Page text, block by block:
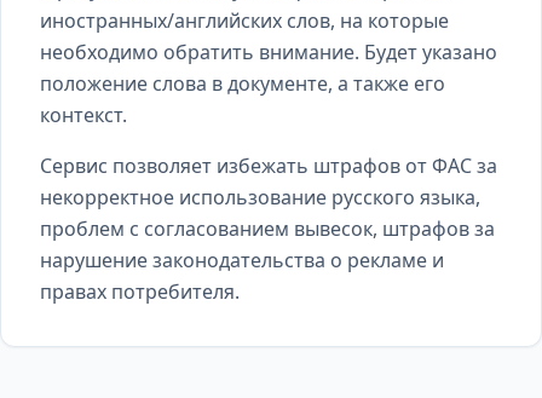
иностранных/английских слов, на которые
необходимо обратить внимание. Будет указано
положение слова в документе, а также его
контекст.
Сервис позволяет избежать штрафов от ФАС за
некорректное использование русского языка,
проблем с согласованием вывесок, штрафов за
нарушение законодательства о рекламе и
правах потребителя.